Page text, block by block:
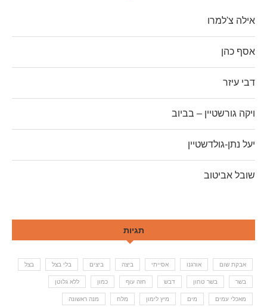
אילה צ'למרו
אסף כהן
דבי עיזר
ויקה גורשטיין – בביוב
יעל נתן-גולדשטיין
שובל אביטוב
תגיות
אבקת שום אורגנו אסייתי ביצה ביצים בלי בצל בצל
בשר בשר טחון דבש חזה עוף כמון ללא גלוטן
מאכלי עמים מים מיץ לימון מלח מנה ראשונה